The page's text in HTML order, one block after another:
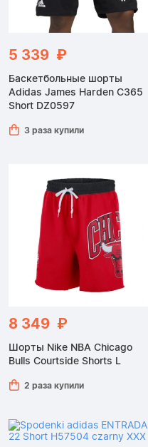
5 339 ₽
Баскетбольные шорты
Adidas James Harden C365
Short DZ0597
3 раза купили
8 349 ₽
Шорты Nike NBA Chicago
Bulls Courtside Shorts L
2 раза купили